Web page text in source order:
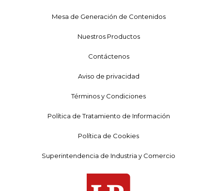
Mesa de Generación de Contenidos
Nuestros Productos
Contáctenos
Aviso de privacidad
Términos y Condiciones
Política de Tratamiento de Información
Política de Cookies
Superintendencia de Industria y Comercio